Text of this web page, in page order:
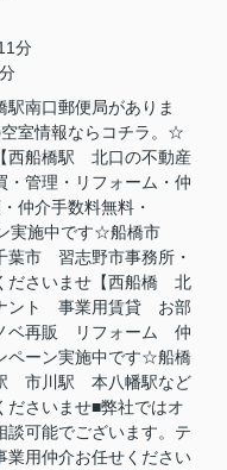
分
南口郵便局がありま
室情報ならコチラ。☆
船橋駅 北口の不動産
・管理・リフォーム・仲
仲介手数料無料・
実施中です☆船橋市
市 習志野市事務所・
ださいませ【西船橋 北
ント 事業用賃貸 お部
ベ再販 リフォーム 仲
ペーン実施中です☆船橋
市川駅 本八幡駅など
ださいませ■弊社ではオ
談可能でございます。テ
業用仲介お任せください